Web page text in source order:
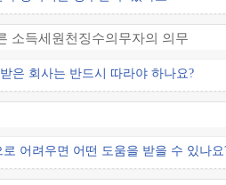
소득세원천징수의무자의 의무
은 회사는 반드시 따라야 하나요?
어려우면 어떤 도움을 받을 수 있나요